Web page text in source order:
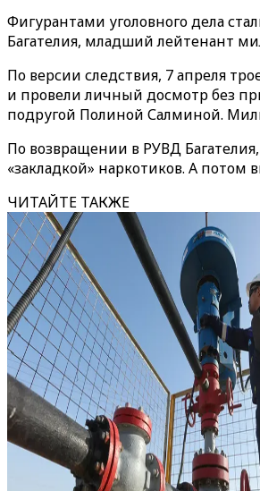
Фигурантами уголовного дела
Багателия, младший лейтенант
По версии следствия, 7 апреля
и провели личный досмотр без
подругой Полиной Салминой.
По возвращении в РУВД
«закладкой» наркотиков. А потом
ЧИТАЙТЕ ТАКЖЕ